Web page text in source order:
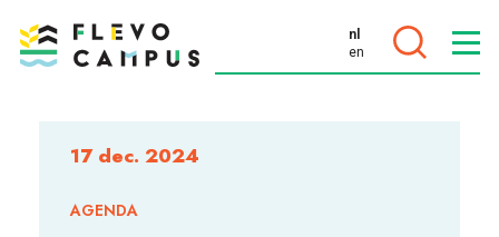
nl
en
17 dec. 2024
AGENDA